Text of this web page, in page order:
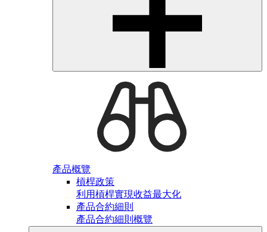
產品概覽
槓桿政策
利用槓桿實現收益最大化
產品合約細則
產品合約細則概覽